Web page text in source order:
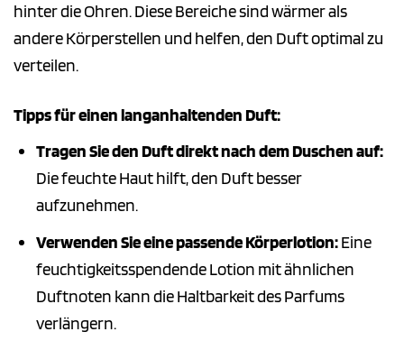
hinter die Ohren. Diese Bereiche sind wärmer als
andere Körperstellen und helfen, den Duft optimal zu
verteilen.
Tipps für einen langanhaltenden Duft:
Tragen Sie den Duft direkt nach dem Duschen auf:
Die feuchte Haut hilft, den Duft besser
aufzunehmen.
Verwenden Sie eine passende Körperlotion:Eine
feuchtigkeitsspendende Lotion mit ähnlichen
Duftnoten kann die Haltbarkeit des Parfums
verlängern.